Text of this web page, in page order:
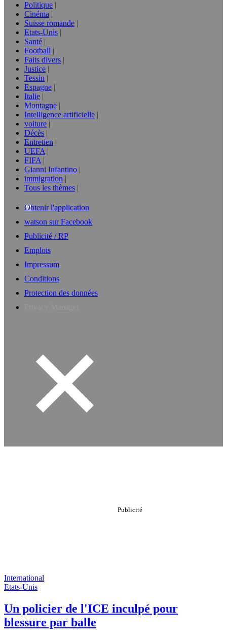
Politique
Cinéma
Suisse romande
Etats-Unis
Santé
Football
Faits divers
Justice
Tessin
Espagne
Italie
Montagne
Intelligence artificielle
voiture
Décès
Entretien
UEFA
FIFA
Gianni Infantino
immigration
Tous les thèmes
Obtenir l'application
watson sur Facebook
Publicité / RP
Emplois
Impressum
Conditions
Protection des données
International
Etats-Unis
Un policier de l'ICE inculpé pour
blessure par balle